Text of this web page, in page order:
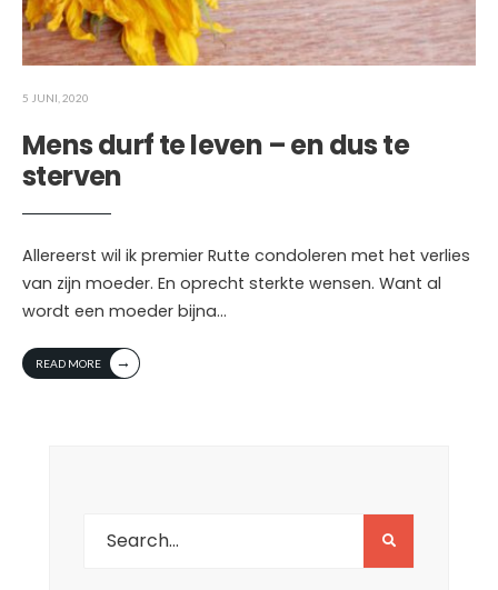
5 JUNI, 2020
Mens durf te leven – en dus te
sterven
Allereerst wil ik premier Rutte condoleren met het verlies
van zijn moeder. En oprecht sterkte wensen. Want al
wordt een moeder bijna...
READ MORE →